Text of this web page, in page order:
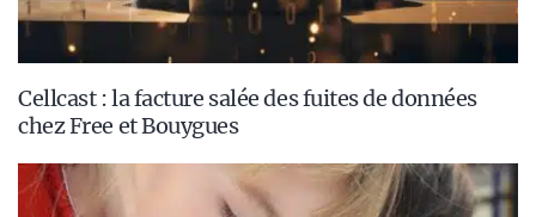
Cellcast : la facture salée des fuites de données
chez Free et Bouygues